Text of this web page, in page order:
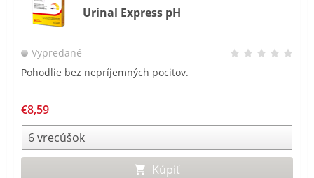
Urinal Express pH
Vypredané
Pohodlie bez nepríjemných pocitov.
€8,59
Kúpiť